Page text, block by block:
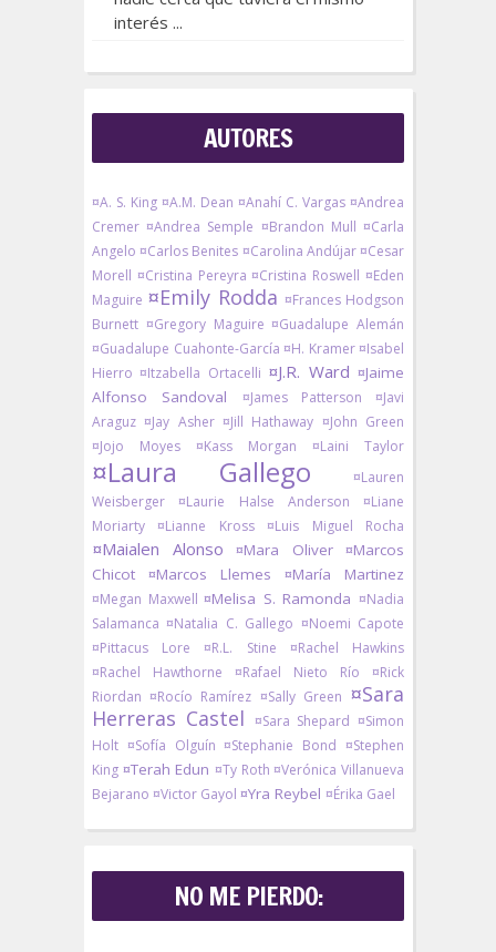
interés ...
AUTORES
¤A. S. King ¤A.M. Dean ¤Anahí C. Vargas ¤Andrea
Cremer ¤Andrea Semple ¤Brandon Mull ¤Carla
Angelo ¤Carlos Benites ¤Carolina Andújar ¤Cesar
Morell ¤Cristina Pereyra ¤Cristina Roswell ¤Eden
Maguire ¤Emily Rodda ¤Frances Hodgson
Burnett ¤Gregory Maguire ¤Guadalupe Alemán
¤Guadalupe Cuahonte-García ¤H. Kramer ¤Isabel
Hierro ¤Itzabella Ortacelli ¤J.R. Ward ¤Jaime
Alfonso Sandoval
¤James Patterson
¤Javi
Araguz ¤Jay Asher ¤Jill Hathaway ¤John Green
¤Jojo Moyes
¤Kass Morgan ¤Laini Taylor
¤Laura Gallego
¤Lauren
Weisberger
¤Laurie Halse Anderson
¤Liane
Moriarty
¤Lianne Kross ¤Luis Miguel Rocha
¤Maialen Alonso ¤Mara Oliver
¤Marcos
Chicot
¤Marcos Llemes ¤María Martinez
¤Megan Maxwell ¤Melisa S. Ramonda ¤Nadia
Salamanca ¤Natalia C. Gallego ¤Noemi Capote
¤Pittacus Lore
¤R.L. Stine
¤Rachel Hawkins
¤Rachel Hawthorne
¤Rafael Nieto Río
¤Rick
Riordan ¤Rocío Ramírez ¤Sally Green ¤Sara
Herreras Castel
¤Sara Shepard ¤Simon
Holt ¤Sofía Olguín ¤Stephanie Bond ¤Stephen
King ¤Terah Edun ¤Ty Roth ¤Verónica Villanueva
Bejarano ¤Victor Gayol ¤Yra Reybel ¤Érika Gael
NO ME PIERDO: